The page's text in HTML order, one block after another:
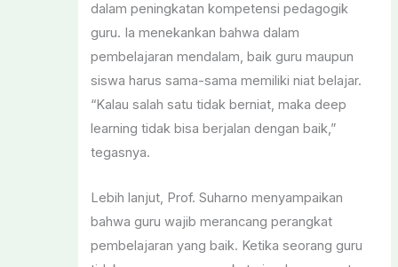
dalam peningkatan kompetensi pedagogik
guru. Ia menekankan bahwa dalam
pembelajaran mendalam, baik guru maupun
siswa harus sama-sama memiliki niat belajar.
“Kalau salah satu tidak berniat, maka deep
learning tidak bisa berjalan dengan baik,”
tegasnya.
Lebih lanjut, Prof. Suharno menyampaikan
bahwa guru wajib merancang perangkat
pembelajaran yang baik. Ketika seorang guru